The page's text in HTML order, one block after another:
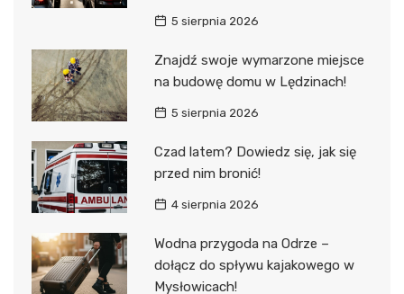
5 sierpnia 2026
Znajdź swoje wymarzone miejsce
na budowę domu w Lędzinach!
5 sierpnia 2026
Czad latem? Dowiedz się, jak się
przed nim bronić!
4 sierpnia 2026
Wodna przygoda na Odrze –
dołącz do spływu kajakowego w
Mysłowicach!